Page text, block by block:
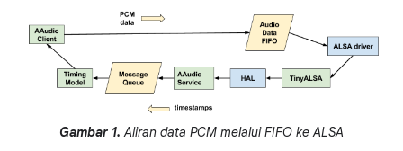
Gambar 1. Aliran data PCM melalui FIFO ke ALSA